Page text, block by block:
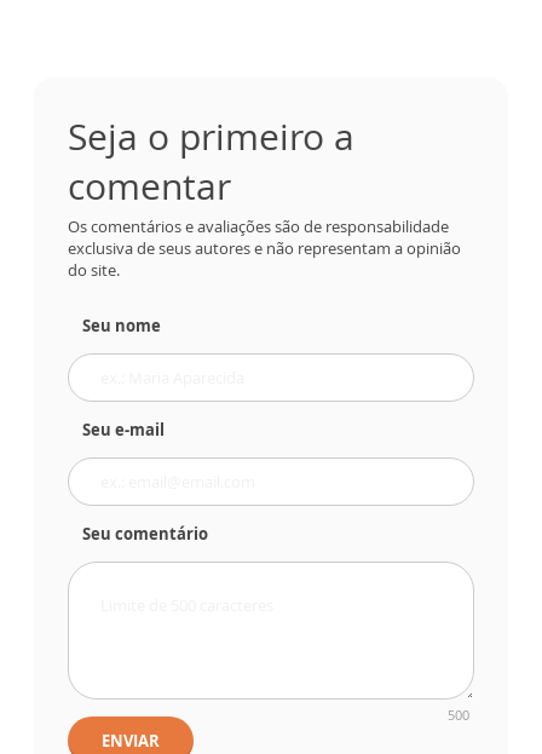
Seja o primeiro a
comentar
Os comentários e avaliações são de responsabilidade
exclusiva de seus autores e não representam a opinião
do site.
Seu nome
Seu e-mail
Seu comentário
500
ENVIAR